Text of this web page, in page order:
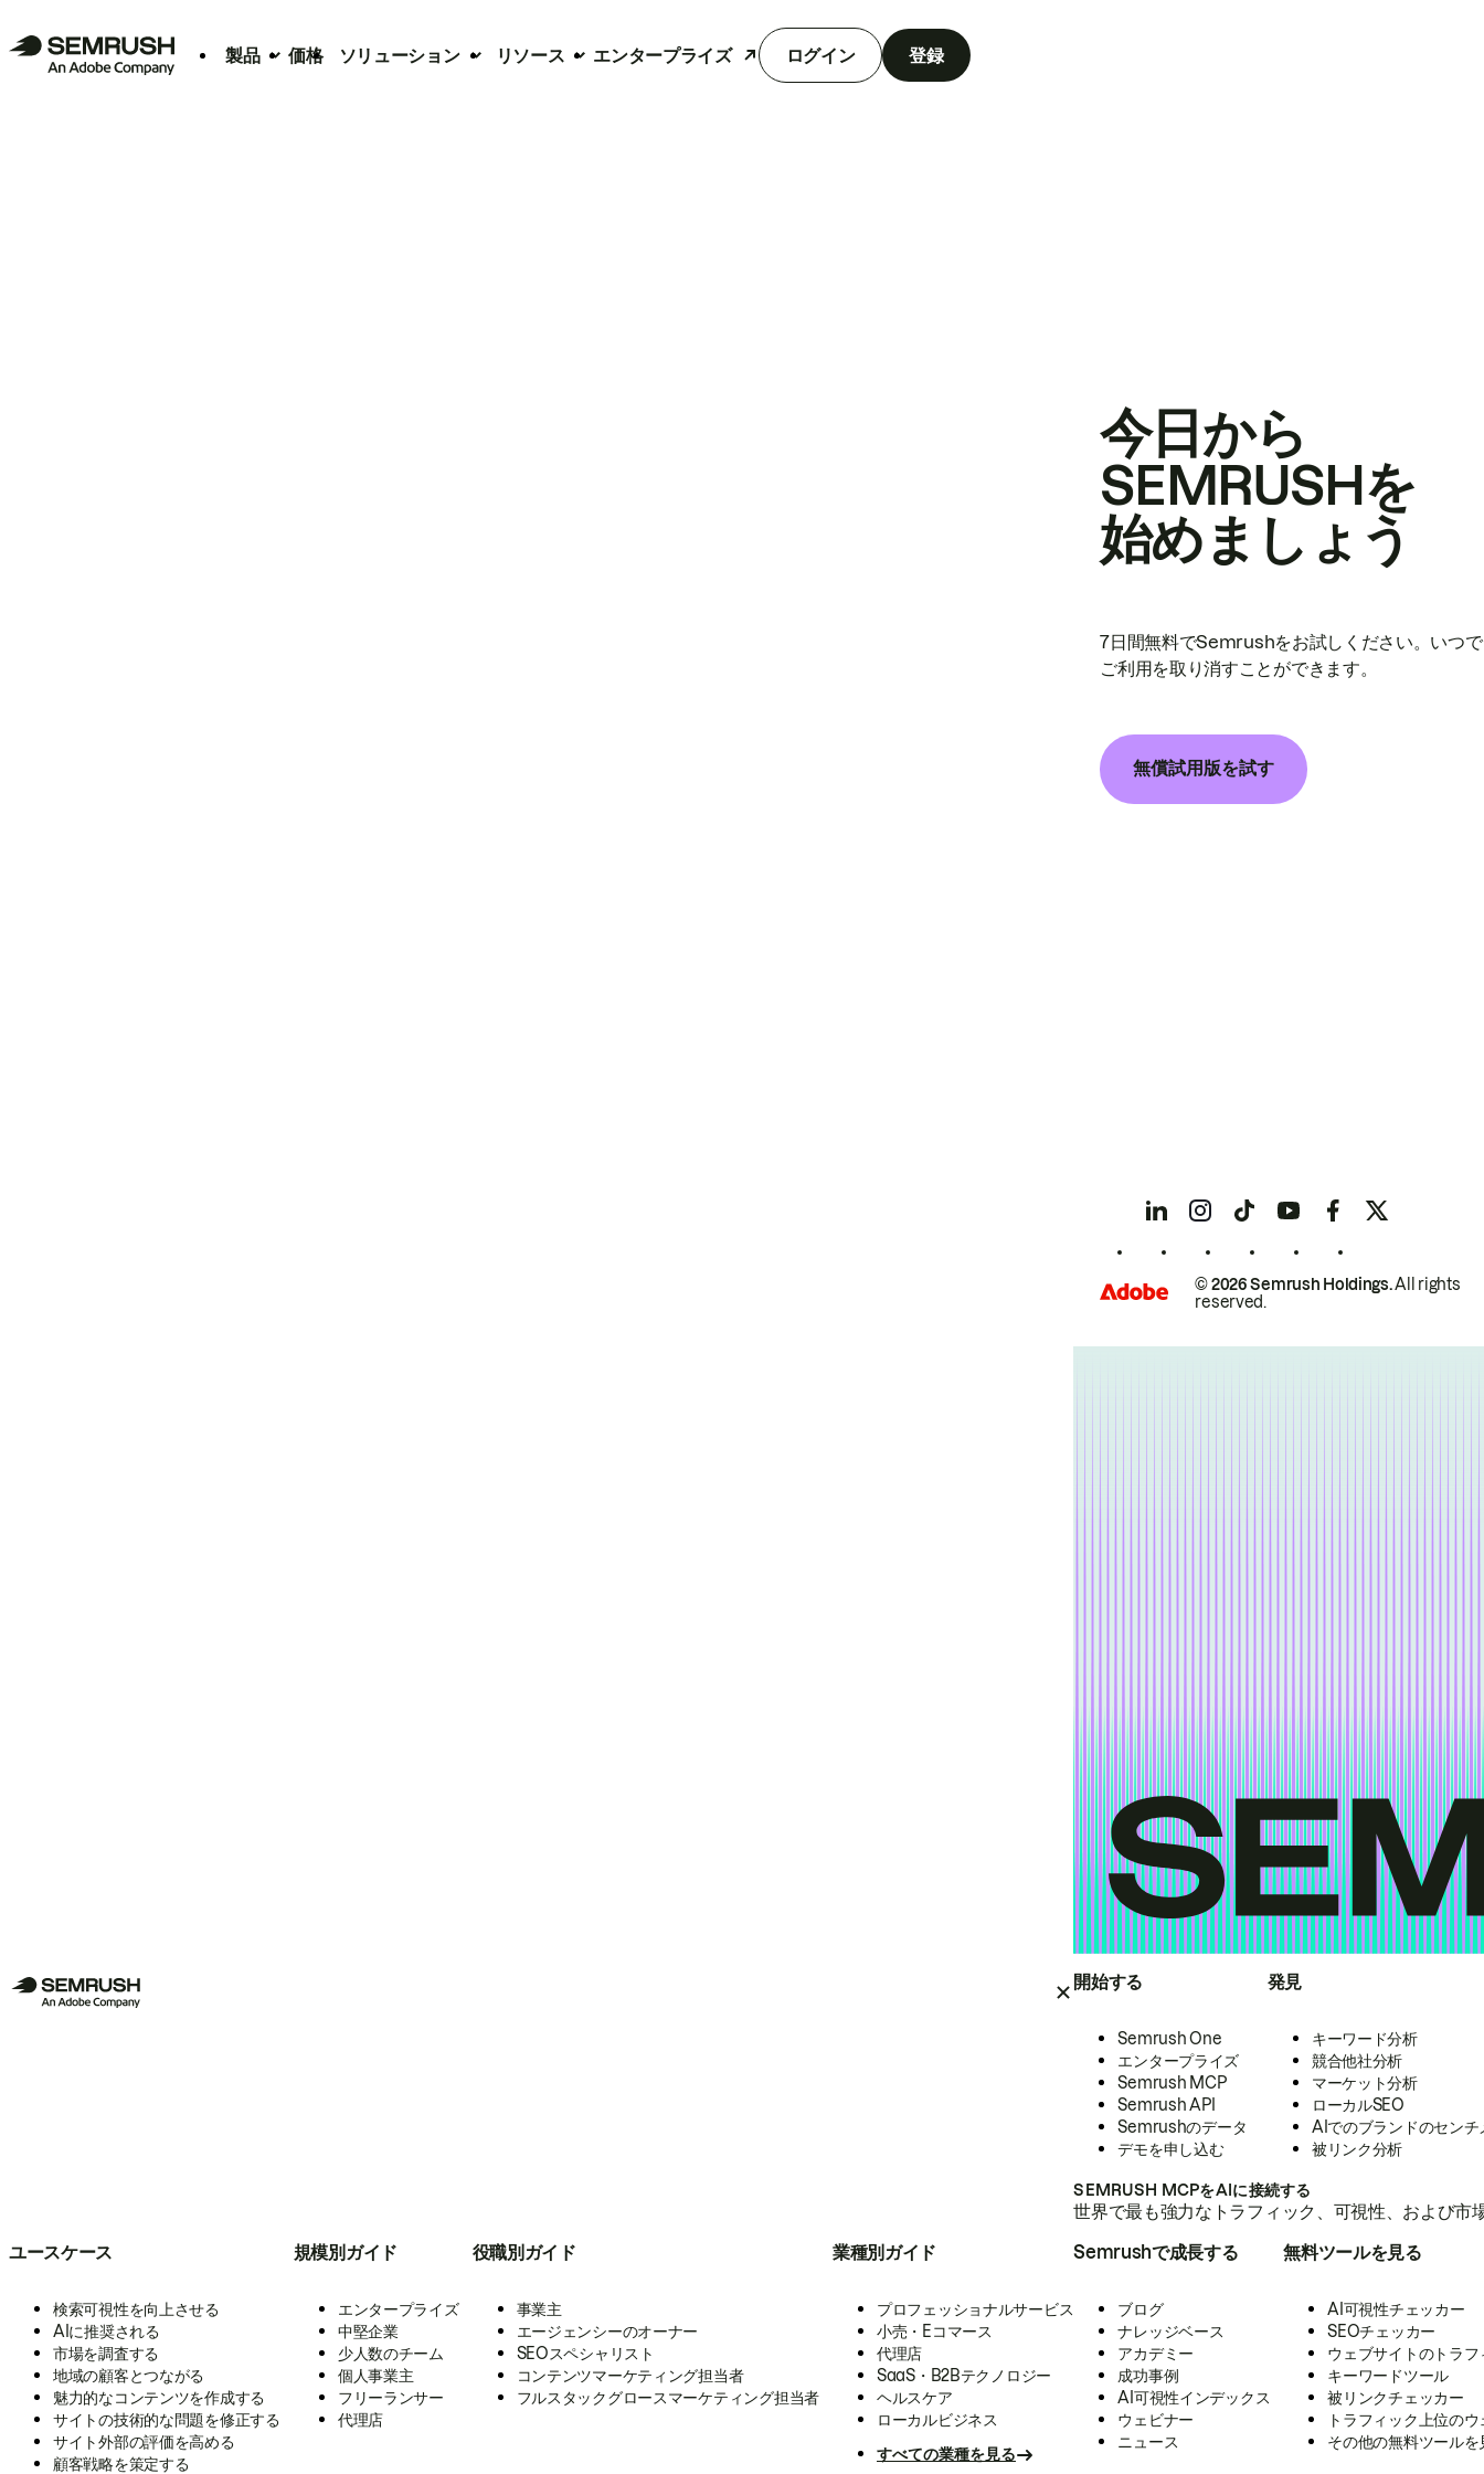
製品 価格 ソリューション リソース エンタープライズ ログイン 登録
開始する
Semrush One
エンタープライズ
Semrush MCP
Semrush API
Semrushのデータ
デモを申し込む
発見
キーワード分析
競合他社分析
マーケット分析
ローカルSEO
AIでのブランドのセンチ
被リンク分析
SEMRUSH MCPをAIに接続する
世界で最も強力なトラフィック、可視性、および
ユースケース
検索可視性を向上させる
AIに推奨される
市場を調査する
地域の顧客とつながる
魅力的なコンテンツを作成する
サイトの技術的な問題を修正する
サイト外部の評価を高める
顧客戦略を策定する
規模別ガイド
エンタープライズ
中堅企業
少人数のチーム
個人事業主
フリーランサー
代理店
役職別ガイド
事業主
エージェンシーのオーナー
SEOスペシャリスト
コンテンツマーケティング担当者
フルスタックグロースマーケティング担当者
業種別ガイド
プロフェッショナルサービス
小売・Eコマース
代理店
SaaS・B2Bテクノロジー
ヘルスケア
ローカルビジネス
すべての業種を見る
Semrushで成長する
ブログ
ナレッジベース
アカデミー
成功事例
AI可視性インデックス
ウェビナー
ニュース
無料ツールを見る
AI可視性チェッカー
SEOチェッカー
ウェブサイトのトラ
キーワードツール
被リンクチェッカー
トラフィック上位の
その他の無料ツールを
今日から
SEMRUSHを
始めましょう
7日間無料でSemrushをお試しください。いつ
ご利用を取り消すことができます。
無償試用版を試す
© 2026 Semrush Holdings.All rights
reserved.